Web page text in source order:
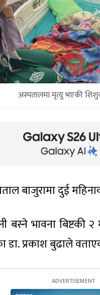
अस्पतालमा मृत्यु भएकी
बाजुरामा दुई
बस्ने भावना
प्रकाश बुढाले